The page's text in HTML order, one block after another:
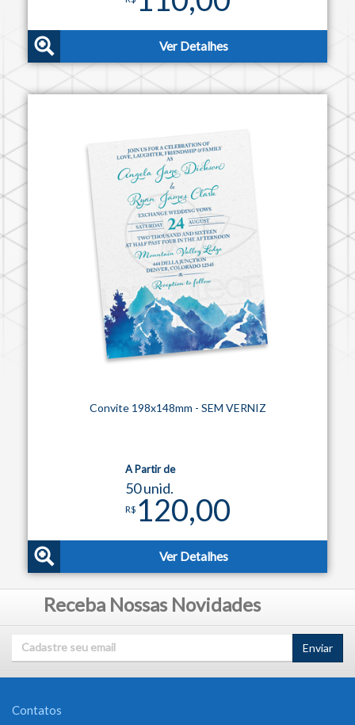
Ver Detalhes
Convite 198x148mm - SEM VERNIZ
A Partir de
50 unid.
R$ 120,00
Ver Detalhes
Receba Nossas Novidades
Enviar
Contatos